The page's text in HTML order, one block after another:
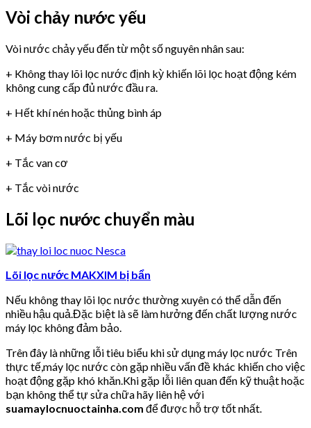
Vòi chảy nước yếu
Vòi nước chảy yếu đến từ một số nguyên nhân sau:
+ Không thay lõi lọc nước định kỳ khiến lõi lọc hoạt động kém
không cung cấp đủ nước đầu ra.
+ Hết khí nén hoặc thủng bình áp
+ Máy bơm nước bị yếu
+ Tắc van cơ
+ Tắc vòi nước
Lõi lọc nước chuyển màu
Lõi lọc nước MAKXIM bị bẩn
Nếu không thay lõi lọc nước thường xuyên có thể dẫn đến
nhiều hậu quả.Đặc biệt là sẽ làm hưởng đến chất lượng nước
máy lọc không đảm bảo.
Trên đây là những lỗi tiêu biểu khi sử dụng máy lọc nước Trên
thực tế,máy lọc nước còn gặp nhiều vấn đề khác khiến cho việc
hoạt động gặp khó khăn.Khi gặp lỗi liên quan đến kỹ thuật hoặc
bạn không thể tự sửa chữa hãy liên hệ với
suamaylocnuoctainha.com để được hỗ trợ tốt nhất.